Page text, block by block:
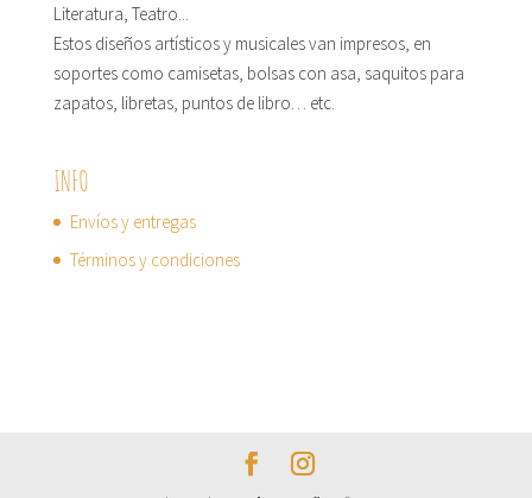
Literatura, Teatro...
Estos diseños artísticos y musicales van impresos, en
soportes como camisetas, bolsas con asa, saquitos para
zapatos, libretas, puntos de libro… etc.
INFO
Envíos y entregas
Términos y condiciones